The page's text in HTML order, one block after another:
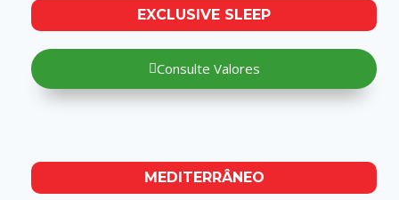
EXCLUSIVE SLEEP
Consulte Valores
MEDITERRÂNEO